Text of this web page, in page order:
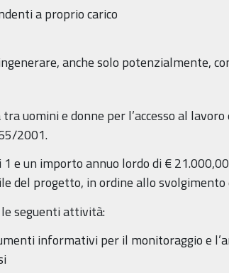
a proprio carico
anche solo potenzialmente,
uomini e donne per l’accesso al
2001.
e un importo annuo lordo di €
del progetto, in ordine allo svolgimento
seguenti attività:
informativi per il monitoraggio e